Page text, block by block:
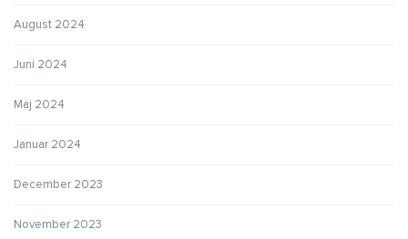
August 2024
Juni 2024
Maj 2024
Januar 2024
December 2023
November 2023